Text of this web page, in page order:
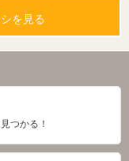
を見る
つかる！